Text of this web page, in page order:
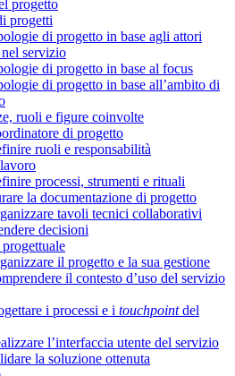
progetto
progetti
di progetto in base agli attori
servizio
di progetto in base al focus
di progetto in base all’ambito di
ruoli e figure coinvolte
di progetto
ruoli e responsabilità
processi, strumenti e rituali
la documentazione di progetto
tavoli tecnici collaborativi
decisioni
il progetto e la sua gestione
il contesto d’uso del servizio
i processi e i touchpointdel
l’interfaccia utente del servizio
la soluzione ottenuta